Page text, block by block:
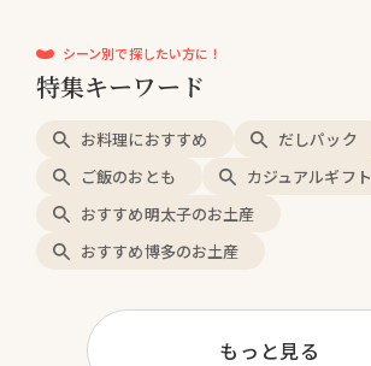
シーン別で探したい方に！
特集キーワード
お料理におすすめ だしパック
ご飯のおとも
カジュアルギフト
おすすめ明太子のお土産
おすすめ博多のお土産
もっと見る